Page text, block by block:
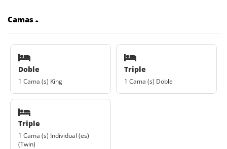
Camas
Doble
1 Cama (s) King
Triple
1 Cama (s) Doble
Triple
1 Cama (s) Individual (es)
(Twin)